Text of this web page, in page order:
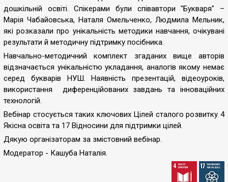
дошкільній освіті. Спікерами були співавтори "Букваря" –
Марія Чабайовська, Наталя Омельченко, Людмила Мельник,
які розказали про унікальність методики навчання, очікувані
результати й методичну підтримку посібника.
Навчально-методичний комплект згаданих вище авторів
відзначається унікальністю укладання, аналогів якому немає
серед букварів НУШ. Наявність презентацій, відеоуроків,
використання диференційованих завдань та інноваційних
технологій.
Вебінар стосується таких ключових Цілей сталого розвитку 4
Якісна освіта та 17 Відносини для підтримки цілей.
Дякую організаторам за змістовний вебінар.
Модератор - Кашуба Наталія.